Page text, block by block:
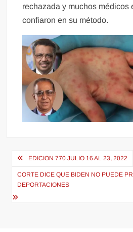
rechazada y muchos médicos
confiaron en su método.
Navegación
de
entradas
EDICION 770 JULIO 16 AL 23, 2022
CORTE DICE QUE BIDEN NO PUEDE
DEPORTACIONES